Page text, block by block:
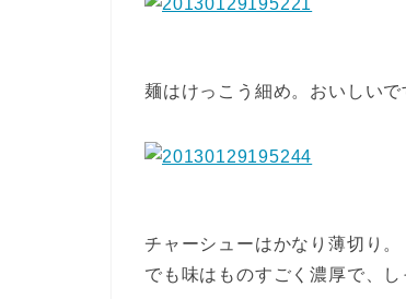
麺はけっこう細め。おいしいで
チャーシューはかなり薄切り。
でも味はものすごく濃厚で、し